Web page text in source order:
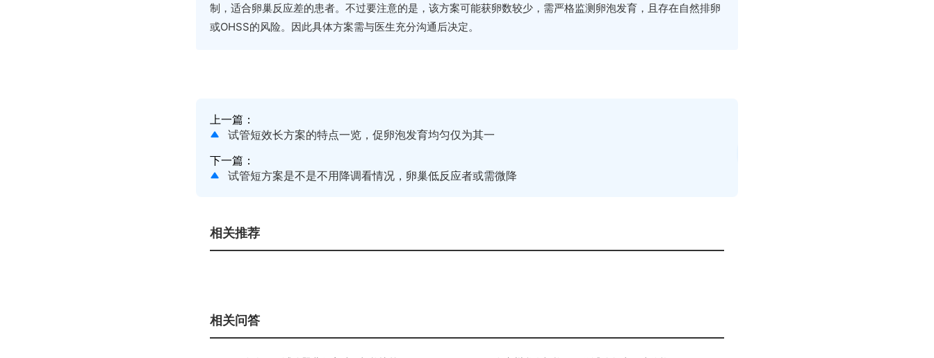
制，适合卵巢反应差的患者。不过要注意的是，该方案可能获卵数较少，需严格监测卵泡发育，且存在自然排卵
或OHSS的风险。因此具体方案需与医生充分沟通后决定。
上一篇：
试管短效长方案的特点一览，促卵泡发育均匀仅为其一
下一篇：
试管短方案是不是不用降调看情况，卵巢低反应者或需微降
相关推荐
相关问答